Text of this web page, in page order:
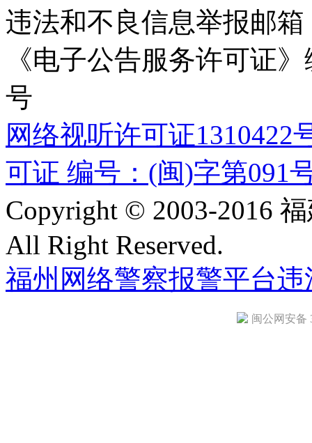
违法和不良信息举报邮箱
《电子公告服务许可证
号
网络视听许可证1310422
可证 编号：(闽)字第091
Copyright © 2003-2016
All Right Reserved.
福州网络警察报警平台违
闽公网安备